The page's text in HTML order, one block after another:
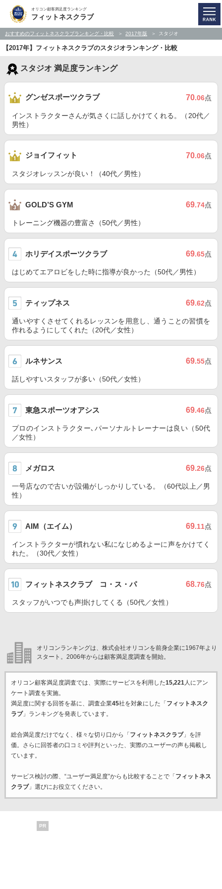
オリコン顧客満足度ランキング
フィットネスクラブ
おすすめのフィットネスクラブランキング・比較 2017年版 スタジオ
【2017年】フィットネスクラブのスタジオランキング・比較
スタジオ 満足度ランキング
グンゼスポーツクラブ 70.06点
インストラクターさんが気さくに話しかけてくれる。（20代／
男性）
ジョイフィット 70.06点
スタジオレッスンが良い！（40代／男性）
GOLD’S GYM 69.74点
トレーニング機器の豊富さ（50代／男性）
ホリデイスポーツクラブ 69.65点
はじめてエアロビをした時に指導が良かった（50代／男性）
ティップネス 69.62点
通いやすくさせてくれるレッスンを用意し、通うことの習慣を
作れるようにしてくれた（20代／女性）
ルネサンス 69.55点
話しやすいスタッフが多い（50代／女性）
東急スポーツオアシス 69.46点
プロのインストラクター､パーソナルトレーナーは良い（50代
／女性）
メガロス 69.26点
一号店なので古いが設備がしっかりしている。（60代以上／男
性）
AIM（エイム） 69.11点
インストラクターが慣れない私になじめるよーに声をかけてく
れた。（30代／女性）
フィットネスクラブ コ・ス・パ 68.76点
スタッフがいつでも声掛けしてくる（50代／女性）
オリコンランキングは、株式会社オリコンを前身企業に1967年より
スタート。2006年からは顧客満足度調査を開始。
オリコン顧客満足度調査では、実際にサービスを利用した15,221人にアン
ケート調査を実施。
満足度に関する回答を基に、調査企業45社を対象にした「 フィットネスク
ラブ」ランキングを発表しています。
総合満足度だけでなく、様々な切り口から「 フィットネスクラブ」を評
価。さらに回答者の口コミや評判といった、実際のユーザーの声も掲載し
ています。
サービス検討の際、“ユーザー満足度”からも比較することで「 フィットネス
クラブ」選びにお役立てください。
PR